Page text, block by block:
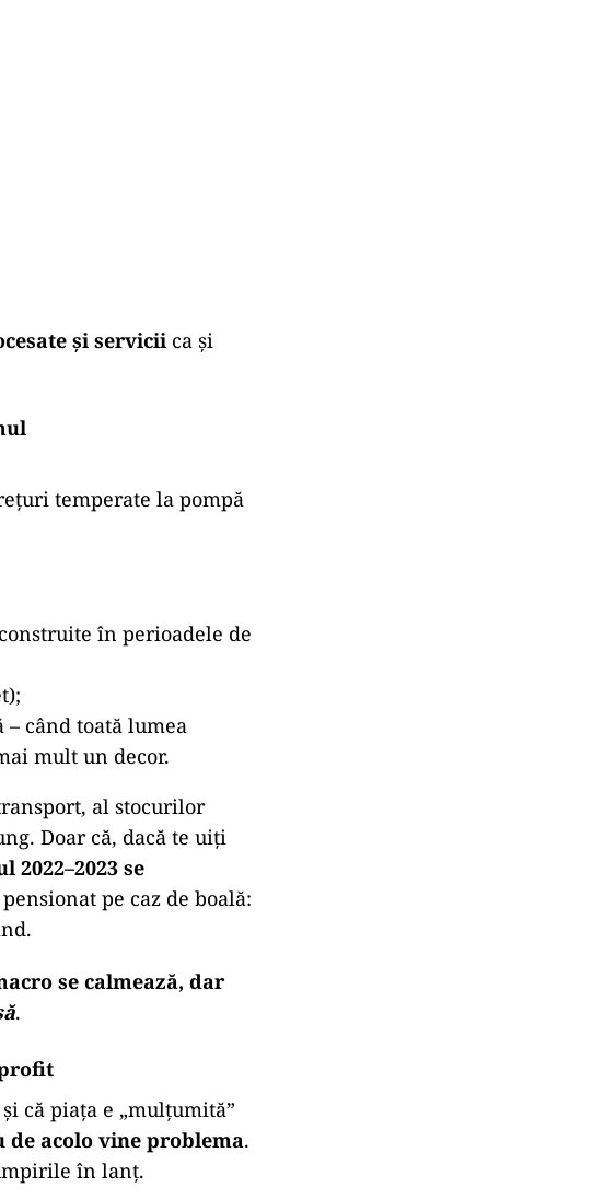
și servicii ca și
temperate la pompă
construite în perioadele de
când toată lumea
mult un decor.
al stocurilor
Doar că, dacă te uiți
2022–2023 se
pe caz de boală:
se calmează, dar
.
că piața e „mulțumită”
de acolo vine problema.
în lanț.